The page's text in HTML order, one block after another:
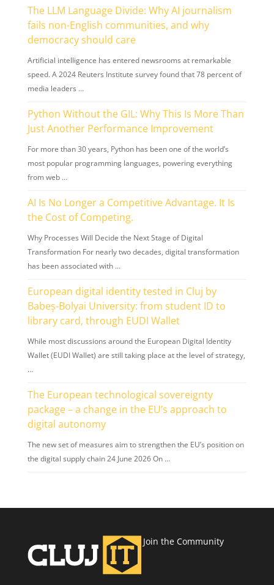
The LLM Language Divide: Why AI journalism
fails non-English communities, and why
democracy should care
Artificial intelligence has entered newsrooms at remarkable
speed. A 2024 Reuters Institute survey found that 78 percent of
media leaders …
Python Without the GIL: Why This Is More Than
Just Another Performance Improvement
For more than 30 years, Python has been one of the world’s
most popular programming languages, powering everything
from web …
AI Is No Longer a Competitive Advantage. It Is
the Cost of Competing.
Why Processes Will Decide the Next Stage of Digital
Transformation For nearly two decades, digital transformation
has been associated with …
European digital identity tested in Cluj by
Babeș-Bolyai University: from student ID to
library card, through EUDI Wallet
While most discussions around the European Digital Identity
Wallet (EUDI Wallet) are still taking place at the level of strategy,
…
The European technological sovereignty
package – a change in the EU’s approach to
digital autonomy
The new set of measures aim to strengthen the EU’s position on
the digital supply chain 24 June 2026 On …
Join the Community